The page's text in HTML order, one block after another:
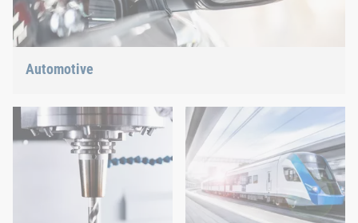
Automotive
richtige Antwort auf die aktuellen Trends.